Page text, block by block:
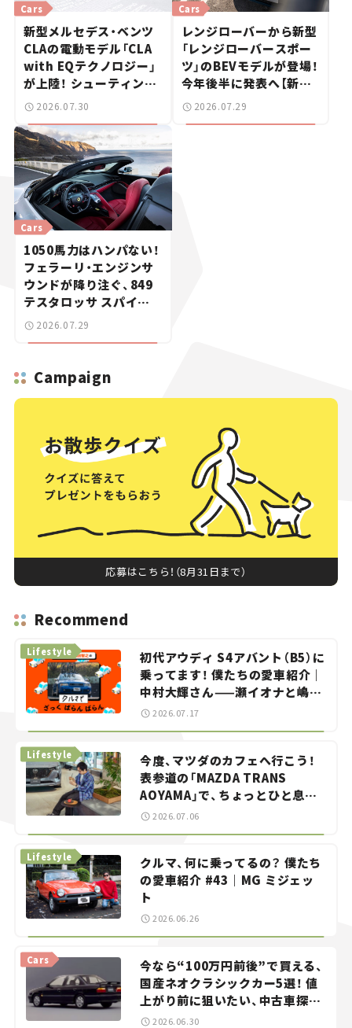
Cars
新型メルセデス・ベンツ
CLAの電動モデル「CLA
with EQテクノロジー」
が上陸！ シューティング
ブレークも発売【新車ニ
2026.07.30
Cars
レンジローバーから新型
「レンジローバースポー
ツ」のBEVモデルが登場！
今年後半に発表へ【新車
ニュース】
2026.07.29
Cars
1050馬力はハンパない！
フェラーリ・エンジンサ
ウンドが降り注ぐ、849
テスタロッサ スパイダ
ーに試乗。
2026.07.29
Campaign
応募はこちら！（8月31日まで）
Recommend
初代アウディ S4アバント（B5）に
乗ってます！ 僕たちの愛車紹介｜
中村大輝さん——瀬イオナと嶋田
智之の「クルマでざっくばらんば
Lifestyle
2026.07.17
今度、マツダのカフェへ行こう！
表参道の「MAZDA TRANS
AOYAMA」で、ちょっとひと息。
——連載｜CCGとクルマでどうす
Lifestyle
2026.07.06
クルマ、何に乗ってるの？ 僕たち
の愛車紹介 #43｜MG ミジェッ
ト
Lifestyle
2026.06.26
今なら“100万円前後”で買える、
国産ネオクラシックカー5選！ 値
上がり前に狙いたい、中古車探し
をお手伝い――ちょっとイケてるマ
Cars
2026.06.30